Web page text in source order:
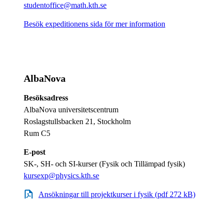
studentoffice@math.kth.se
Besök expeditionens sida för mer information
AlbaNova
Besöksadress
AlbaNova universitetscentrum
Roslagstullsbacken 21, Stockholm
Rum C5
E-post
SK-, SH- och SI-kurser (Fysik och Tillämpad fysik)
kursexp@physics.kth.se
Ansökningar till projektkurser i fysik (pdf 272 kB)